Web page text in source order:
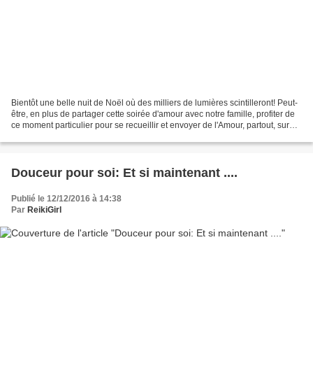
Bientôt une belle nuit de Noël où des milliers de lumières scintilleront! Peut-
être, en plus de partager cette soirée d'amour avec notre famille, profiter de
ce moment particulier pour se recueillir et envoyer de l'Amour, partout, sur
Douceur pour soi: Et si maintenant ....
Publié le 12/12/2016 à 14:38
Par ReikiGirl